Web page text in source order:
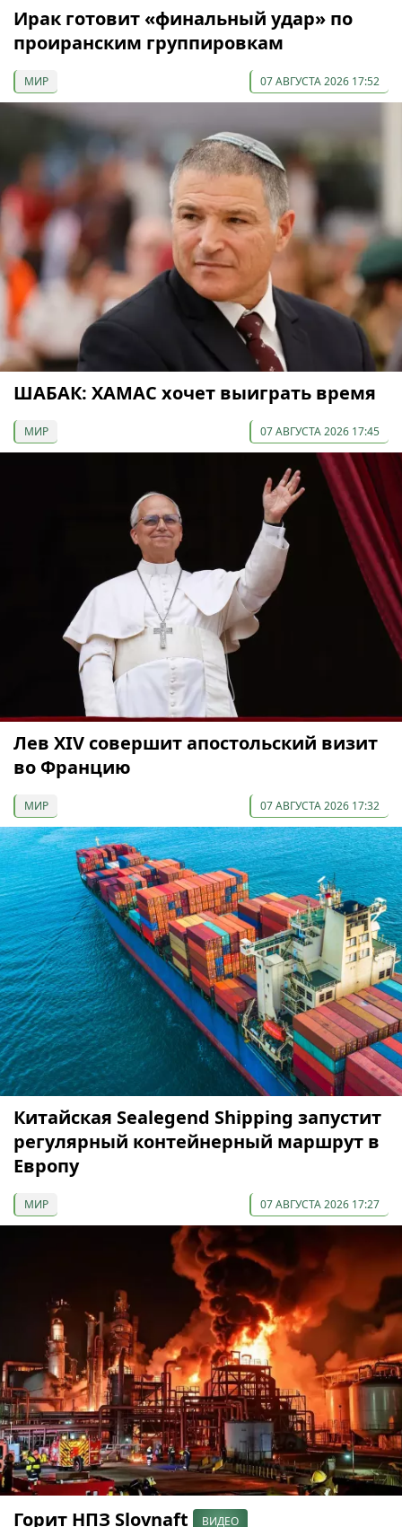
Ирак готовит «финальный удар» по
проиранским группировкам
МИР 07 АВГУСТА 2026 17:52
ШАБАК: ХАМАС хочет выиграть время
МИР 07 АВГУСТА 2026 17:45
Лев XIV совершит апостольский визит
во Францию
МИР 07 АВГУСТА 2026 17:32
Китайская Sealegend Shipping запустит
регулярный контейнерный маршрут в
Европу
МИР 07 АВГУСТА 2026 17:27
Горит НПЗ Slovnaft ВИДЕО